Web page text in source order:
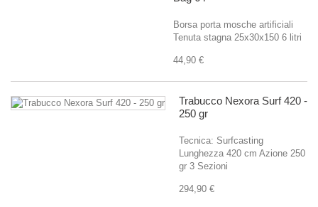
Borsa porta mosche artificiali
Tenuta stagna 25x30x150 6 litri
44,90 €
Trabucco Nexora Surf 420 -
250 gr
Tecnica: Surfcasting
Lunghezza 420 cm Azione 250
gr 3 Sezioni
294,90 €